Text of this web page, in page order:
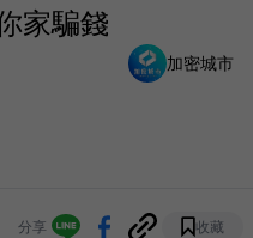
家騙錢
加密城市
分享 收藏